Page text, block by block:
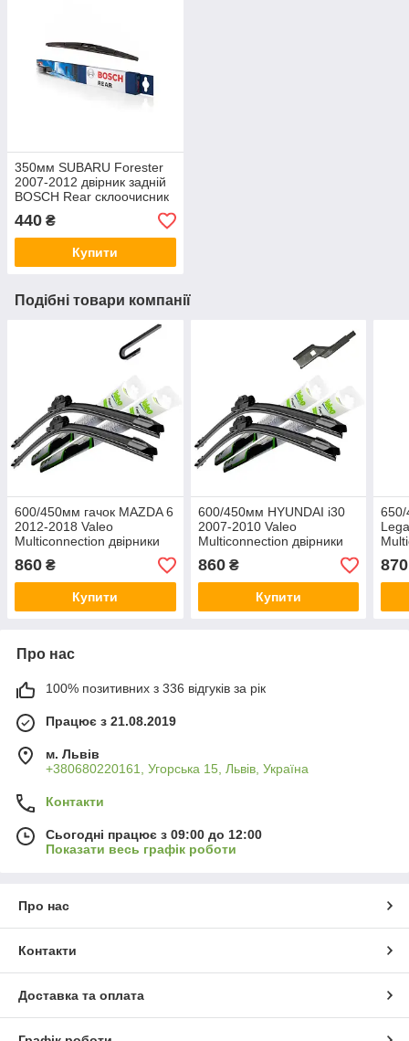
350мм SUBARU Forester
2007-2012 двірник задній
BOSCH Rear склоочисник
440 ₴
Купити
Подібні товари компанії
600/450мм гачок MAZDA 6
2012-2018 Valeo
Multiconnection двірники
860 ₴
Купити
600/450мм HYUNDAI i30
2007-2010 Valeo
Multiconnection двірники
860₴
Купити
650/
870
Про нас
100% позитивних з 336 відгуків за рік
Працює з 21.08.2019
м. Львів
+380680220161, Угорська 15, Львів, Україна
Контакти
Сьогодні працює з 09:00 до 12:00
Показати весь графік роботи
Про нас
Контакти
Доставка та оплата